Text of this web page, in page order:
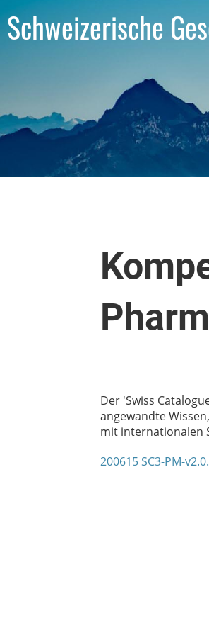
Schweizerische
Der 'Swiss
angewandte
mit internationalen
200615 SC3-PM-